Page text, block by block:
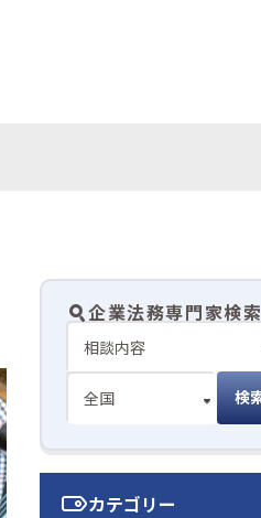
企業法務専門家検索
カテゴリー